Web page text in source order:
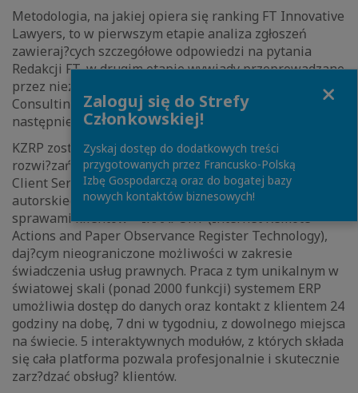
Metodologia, na jakiej opiera się ranking FT Innovative
Lawyers, to w pierwszym etapie analiza zgłoszeń
zawieraj?cych szczegółowe odpowiedzi na pytania
Redakcji FT, w drugim etapie wywiady przeprowadzane
przez niezależnych badaczy z firmy konsultingowej RSG
Consulting ze wspólnikami i klientami kancelarii, a
następnie wybór firm prawniczych z całego świata.
KZRP została doceniona w kategorii innowacyjnych
rozwi?zań dla biznesu (Most Innovative Law Firms in
Client Service) m.in. za stworzenie i wdrożenie
autorskiego narzędzia do komunikacji i zarz?dzania
sprawami klientów – IRAAPORT (Internet Remote
Actions and Paper Observance Register Technology),
daj?cym nieograniczone możliwości w zakresie
świadczenia usług prawnych. Praca z tym unikalnym w
światowej skali (ponad 2000 funkcji) systemem ERP
umożliwia dostęp do danych oraz kontakt z klientem 24
godziny na dobę, 7 dni w tygodniu, z dowolnego miejsca
na świecie. 5 interaktywnych modułów, z których składa
się cała platforma pozwala profesjonalnie i skutecznie
zarz?dzać obsług? klientów.
Zaloguj się do Strefy
Członkowskiej!
Zyskaj dostęp do dodatkowych treści
przygotowanych przez Francusko-Polską
Izbę Gospodarczą oraz do bogatej bazy
nowych kontaktów biznesowych!